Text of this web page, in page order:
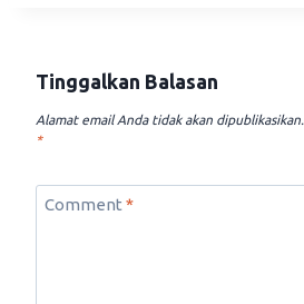
Tinggalkan Balasan
Alamat email Anda tidak akan dipublikasikan.
*
Comment *